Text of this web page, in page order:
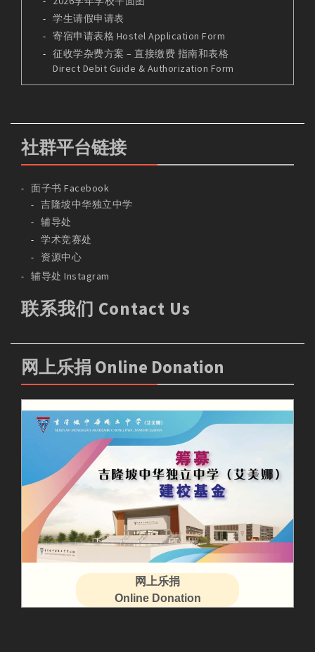
学生请假申请表
寄宿申请表格 Hostel Application Form
征收学杂费方案 – 直接缴费 指南和表格
Direct Debit Guide & Authorization Form
社群平台链接
面子书 Facebook
吉隆坡中华独立中学
辅导处
学术竞赛处
资源中心
辅导处 Instagram
联系我们 Contact Us
网上乐捐 Online Donation
网上乐捐
Online Donation